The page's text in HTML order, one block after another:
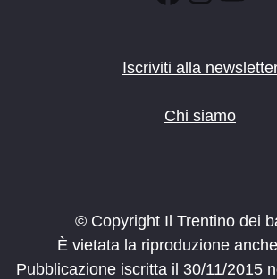
Iscriviti alla
Chi siamo
© Copyright Il Trentino dei
È vietata la riproduzione
Pubblicazione iscritta il 30/11/2015